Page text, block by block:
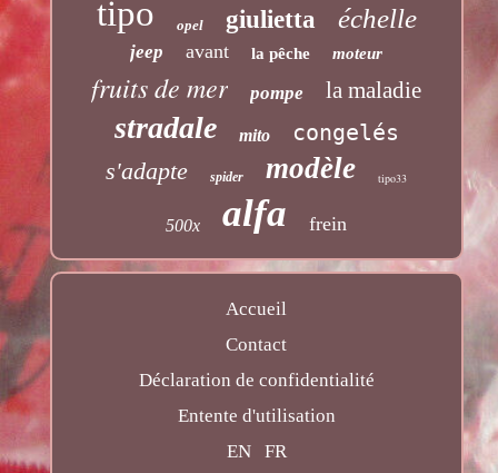
tipo opel giulietta échelle
jeep avant la pêche moteur
fruits de mer pompe la maladie
stradale mito congelés
s'adapte spider modèle tipo33
500x alfa frein
Accueil
Contact
Déclaration de confidentialité
Entente d'utilisation
EN
FR